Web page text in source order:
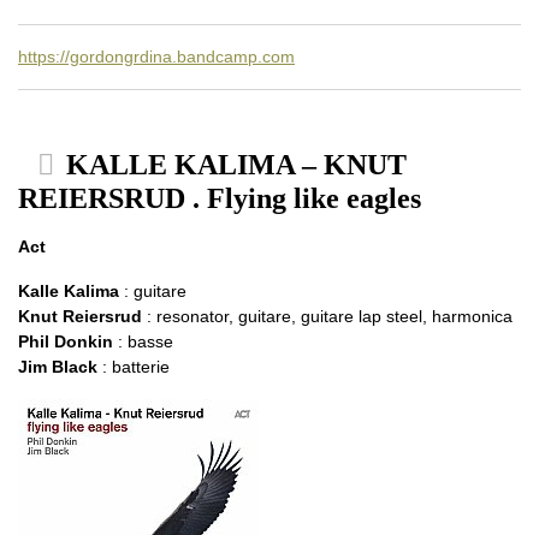
https://gordongrdina.bandcamp.com
KALLE KALIMA – KNUT
REIERSRUD . Flying like eagles
Act
Kalle Kalima : guitare
Knut Reiersrud : resonator, guitare, guitare lap steel, harmonica
Phil Donkin : basse
Jim Black : batterie